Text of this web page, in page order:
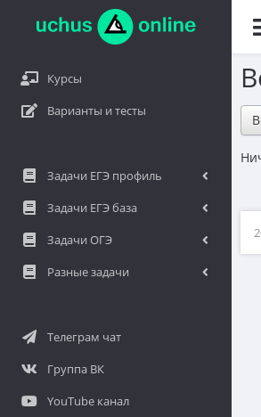
Курсы
Варианты и тесты
Задачи ЕГЭ профиль
Задачи ЕГЭ база
Задачи ОГЭ
Разные задачи
Телеграм чат
Группа ВК
YouTube канал